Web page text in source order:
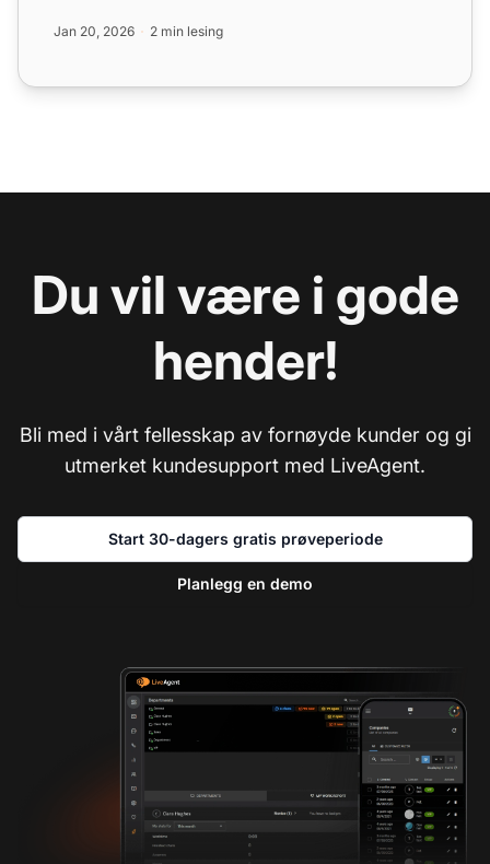
Jan 20, 2026 2 min lesing
Du vil være i gode
hender!
Bli med i vårt fellesskap av fornøyde kunder og gi
utmerket kundesupport med LiveAgent.
Start 30-dagers gratis prøveperiode
Planlegg en demo